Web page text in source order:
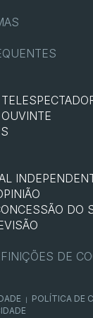
DO
DE
POLÍTICA DE